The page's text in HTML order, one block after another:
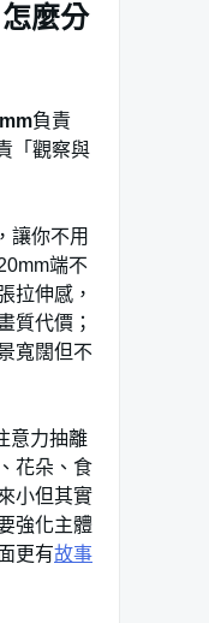
麼分
負責
「觀察與
讓你不用
端不
拉伸感，
質代價；
寬闊但不
意力抽離
花朵、食
小但其實
強化主體
更有故事